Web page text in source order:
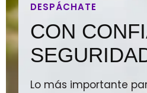
DESPÁCHATE
CON
Lo más importante